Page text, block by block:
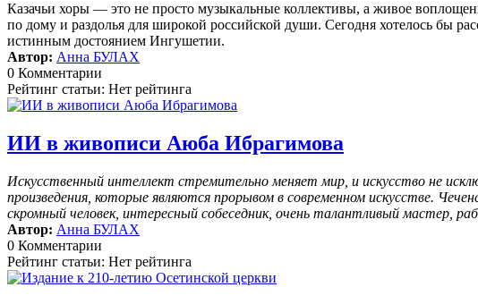
Казачьи хоры — это не просто музыкальные коллективы, а живое
по дому и раздолья для широкой российской души. Сегодня хотелось бы
истинным достоянием Ингушетии.
Автор: Анна БУЛАХ
0 Комментарии
Рейтинг статьи: Нет рейтинга
ИИ в живописи Аюба Ибрагимова
Искусственный интеллект стремительно меняет мир, и искусство не
произведения, которые являются прорывом в современном искусстве.
скромный человек, интересный собеседник, очень талантливый мастер,
Автор: Анна БУЛАХ
0 Комментарии
Рейтинг статьи: Нет рейтинга